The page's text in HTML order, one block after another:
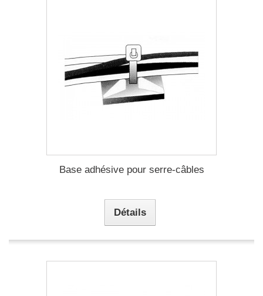
Base adhésive pour serre-câbles
Détails